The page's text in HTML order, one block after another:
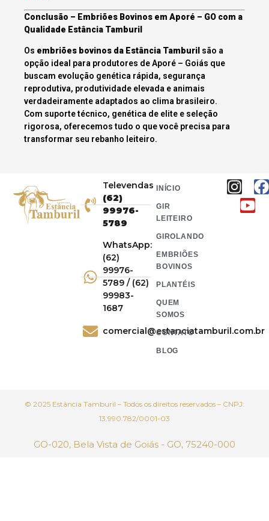
Conclusão – Embriões Bovinos em Aporé – GO com a
Qualidade Estância Tamburil
Os embriões bovinos da Estância Tamburil são a
opção ideal para produtores de Aporé – Goiás que
buscam evolução genética rápida, segurança
reprodutiva, produtividade elevada e animais
verdadeiramente adaptados ao clima brasileiro.
Com suporte técnico, genética de elite e seleção
rigorosa, oferecemos tudo o que você precisa para
transformar seu rebanho leiteiro.
Televendas
(62)
99976-
5789
WhatsApp:
(62)
99976-
5789 / (62)
99983-
1687
comercial@estanciatamburil.com.br
INÍCIO
GIR
LEITEIRO
GIROLANDO
EMBRIÕES
BOVINOS
PLANTÉIS
QUEM
SOMOS
CONTATO
BLOG
© 2025 Estância Tamburil – Todos os direitos reservados – CNPJ:
13.990.782/0001-03
GO-020, Bela Vista de Goiás - GO, 75240-000